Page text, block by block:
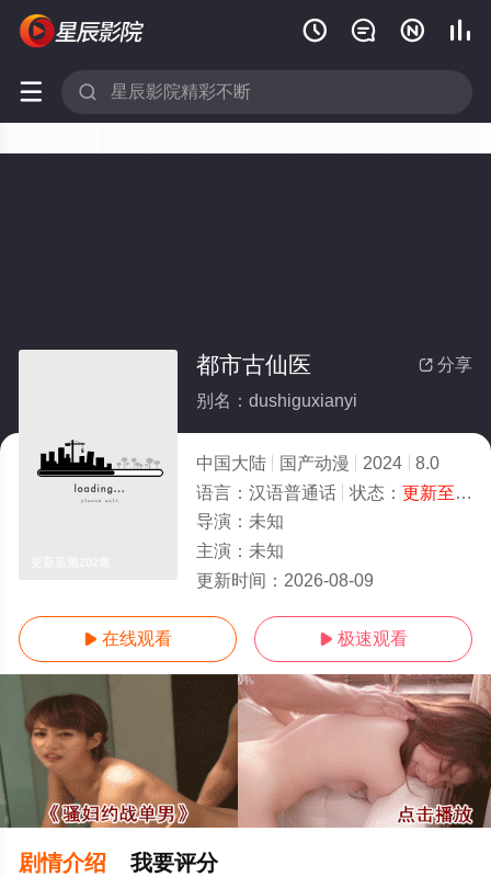
   
 
 分享
都市古仙医
别名：dushiguxianyi
中国大陆 国产动漫 2024
8.0
语言： 汉语普通话 状态： 更新至第202集
导演： 未知
主演： 未知
更新时间： 2026-08-09
 在线观看  极速观看
剧情介绍 我要评分